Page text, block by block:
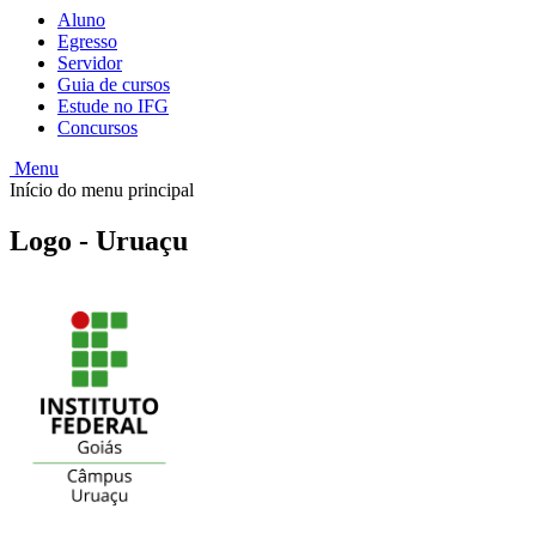
Aluno
Egresso
Servidor
Guia de cursos
Estude no IFG
Concursos
Menu
Início do menu principal
Logo - Uruaçu